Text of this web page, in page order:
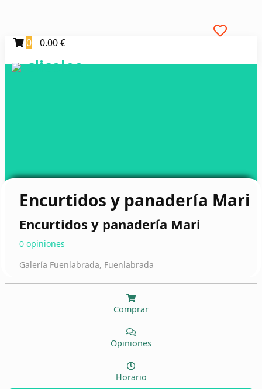
0 0.00 €
clicoleo
Encurtidos y panadería Mari
Encurtidos y panadería Mari
0 opiniones
Galería Fuenlabrada, Fuenlabrada
Comprar
Opiniones
Horario